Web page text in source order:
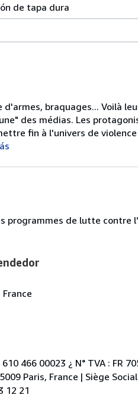
de tapa dura
braquages... Voilà
des médias. Les
fin à l'univers de
programmes de lutte
466 00023 ¿ N° TVA : FR
Paris, France | Siège
12 21